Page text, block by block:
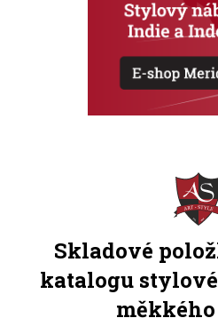
Skladové
katalogu